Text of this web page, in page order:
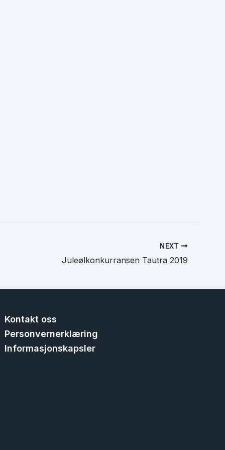
NEXT
Juleølkonkurransen Tautra 2019
Kontakt oss
Personvernerklæring
Informasjonskapsler